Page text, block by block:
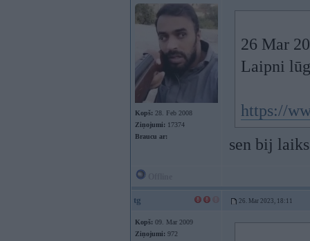
Kopš: 28. Feb 2008
Ziņojumi: 17374
Braucu ar:
26 Mar
Laipni
https://
sen bij
tg 26. Mar 2023, 18:11
Kopš: 09. Mar 2009
Ziņojumi: 972